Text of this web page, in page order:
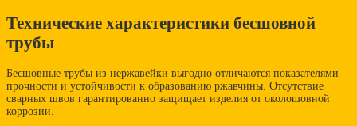
Технические характеристики бесшовной
трубы
Бесшовные трубы из нержавейки выгодно отличаются показателями
прочности и устойчивости к образованию ржавчины. Отсутствие
сварных швов гарантированно защищает изделия от околошовной
коррозии.